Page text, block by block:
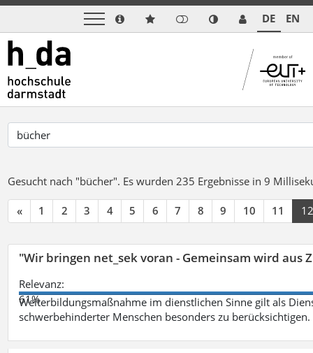
DE EN
Gesucht nach "bücher". Es wurden 235 Ergebnisse in 9
« 1 2 3 4 5 6 7 8 9 10 11 12
"Wir bringen net_sek voran - Gemeinsam wird aus
Relevanz:
61%
Weiterbildungsmaßnahme im dienstlichen Sinne gilt als
schwerbehinderter Menschen besonders zu berücksichtigen.